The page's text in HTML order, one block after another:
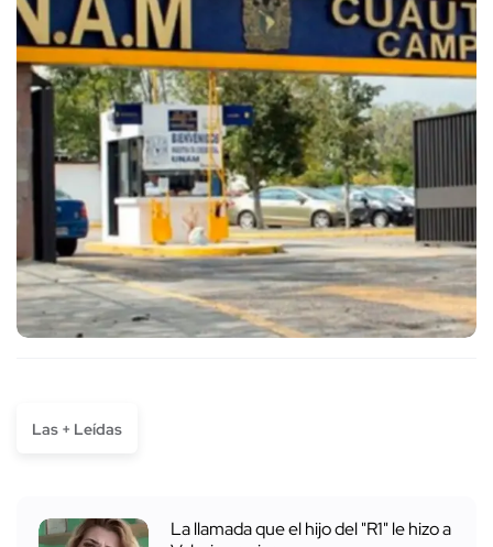
Las + Leídas
La llamada que el hijo del "R1" le hizo a